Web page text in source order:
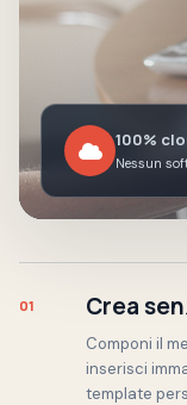
100%
Nessun
01 Crea
Componi il
inserisci
template